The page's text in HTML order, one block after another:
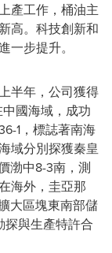
產工作，桶油主
高。科技創新和
步提升。
半年，公司獲得
國海域，成功
1，標誌著南海
域分別探獲秦皇
渤中8-3南，測
海外，圭亞那
大區塊東南部儲
與生產特許合